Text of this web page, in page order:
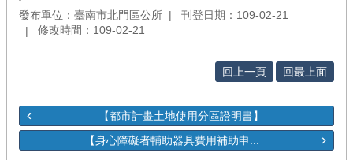
發布單位：臺南市北門區公所
刊登日期：109-02-21
修改時間：109-02-21
回上一頁 回最上面
【都市計畫土地使用分區證明書】
【身心障礙者輔助器具費用補助申...